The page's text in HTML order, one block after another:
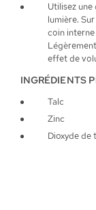
Utilisez
lumière.
coin
effet de
INGRÉDIENTS
Talc
Zinc
Dioxyde de